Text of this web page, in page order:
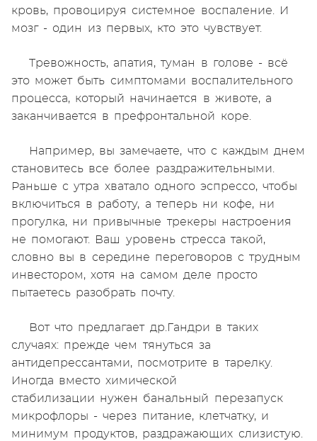
кровь, провоцируя системное воспаление. И
мозг - один из первых, кто это чувствует.
Тревожность, апатия, туман в голове - всё
это может быть симптомами воспалительного
процесса, который начинается в животе, а
заканчивается в префронтальной коре.
Например, вы замечаете, что с каждым днем
становитесь все более раздражительными.
Раньше с утра хватало одного эспрессо, чтобы
включиться в работу, а теперь ни кофе, ни
прогулка, ни привычные трекеры настроения
не помогают. Ваш уровень стресса такой,
словно вы в середине переговоров с трудным
инвестором, хотя на самом деле просто
пытаетесь разобрать почту.
Вот что предлагает др.Гандри в таких
случаях: прежде чем тянуться за
антидепрессантами, посмотрите в тарелку.
Иногда вместо химической
стабилизации нужен банальный перезапуск
микрофлоры - через питание, клетчатку, и
минимум продуктов, раздражающих слизистую.